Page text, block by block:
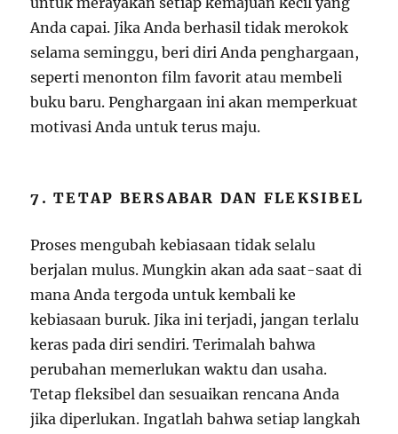
Anda capai. Jika Anda berhasil tidak merokok
selama seminggu, beri diri Anda penghargaan,
seperti menonton film favorit atau membeli
buku baru. Penghargaan ini akan memperkuat
motivasi Anda untuk terus maju.
7. TETAP BERSABAR DAN FLEKSIBEL
Proses mengubah kebiasaan tidak selalu
berjalan mulus. Mungkin akan ada saat-saat di
mana Anda tergoda untuk kembali ke
kebiasaan buruk. Jika ini terjadi, jangan terlalu
keras pada diri sendiri. Terimalah bahwa
perubahan memerlukan waktu dan usaha.
Tetap fleksibel dan sesuaikan rencana Anda
jika diperlukan. Ingatlah bahwa setiap langkah